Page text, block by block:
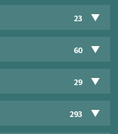
23
60
29
293